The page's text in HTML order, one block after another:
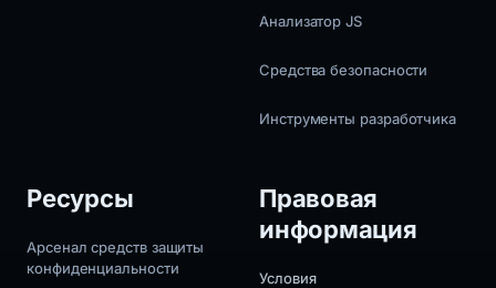
Анализатор JS
Средства безопасности
Инструменты разработчика
Ресурсы
Арсенал средств защиты
конфиденциальности
Правовая
информация
Условия